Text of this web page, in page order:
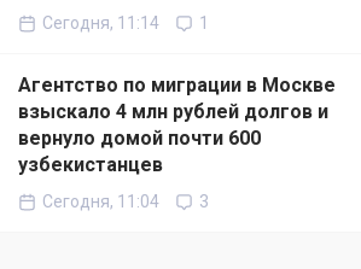
Сегодня, 11:14 1
Агентство по миграции в Москве
взыскало 4 млн рублей долгов и
вернуло домой почти 600
узбекистанцев
Сегодня, 11:04 3